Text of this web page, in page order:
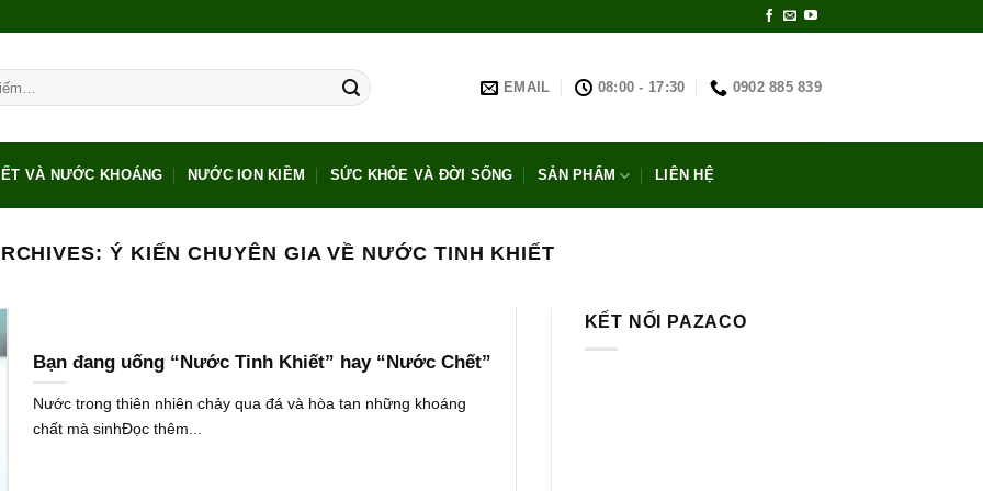
EMAIL 08:00 - 17:30 0902 885 839
VÀ NƯỚC KHOÁNG NƯỚC ION KIỀM SỨC KHỎE VÀ ĐỜI SỐNG SẢN PHẨM LIÊN HỆ
Ý KIẾN CHUYÊN GIA VỀ NƯỚC TINH KHIẾT
Bạn đang uống “Nước Tinh Khiết” hay “Nước Chết”
Nước trong thiên nhiên chảy qua đá và hòa tan những khoáng
chất mà sinhĐọc thêm...
KẾT NỐI PAZACO